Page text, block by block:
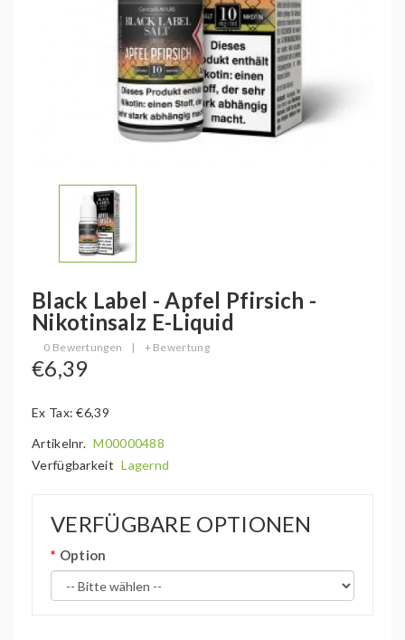
Black Label - Apfel Pfirsich -
Nikotinsalz E-Liquid
0 Bewertungen | + Bewertung
€6,39
Ex Tax: €6,39
Artikelnr. M00000488
Verfügbarkeit Lagernd
VERFÜGBARE OPTIONEN
Option